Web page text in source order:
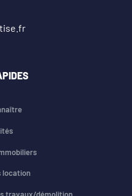
location